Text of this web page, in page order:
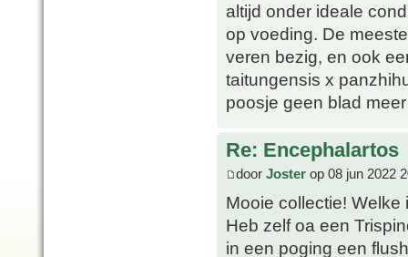
altijd onder ideale
op voeding. De
veren bezig, en ook
taitungensis x
poosje geen blad
Re: Encephalartos
door Joster op 08 jun 2022
Mooie collectie!
Heb zelf oa een
in een poging een